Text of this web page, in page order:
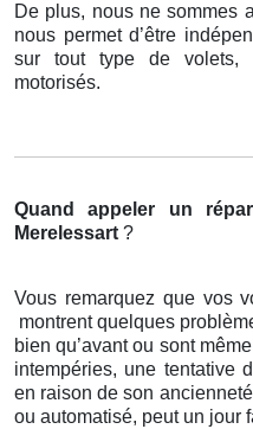
De plus, nous ne sommes
nous permet d’être
sur tout type de volets,
motorisés.
Quand appeler un
Merelessart ?
Vous remarquez que vos
montrent quelques
bien qu’avant ou sont
intempéries, une tentative
en raison de son
ou automatisé, peut un jour